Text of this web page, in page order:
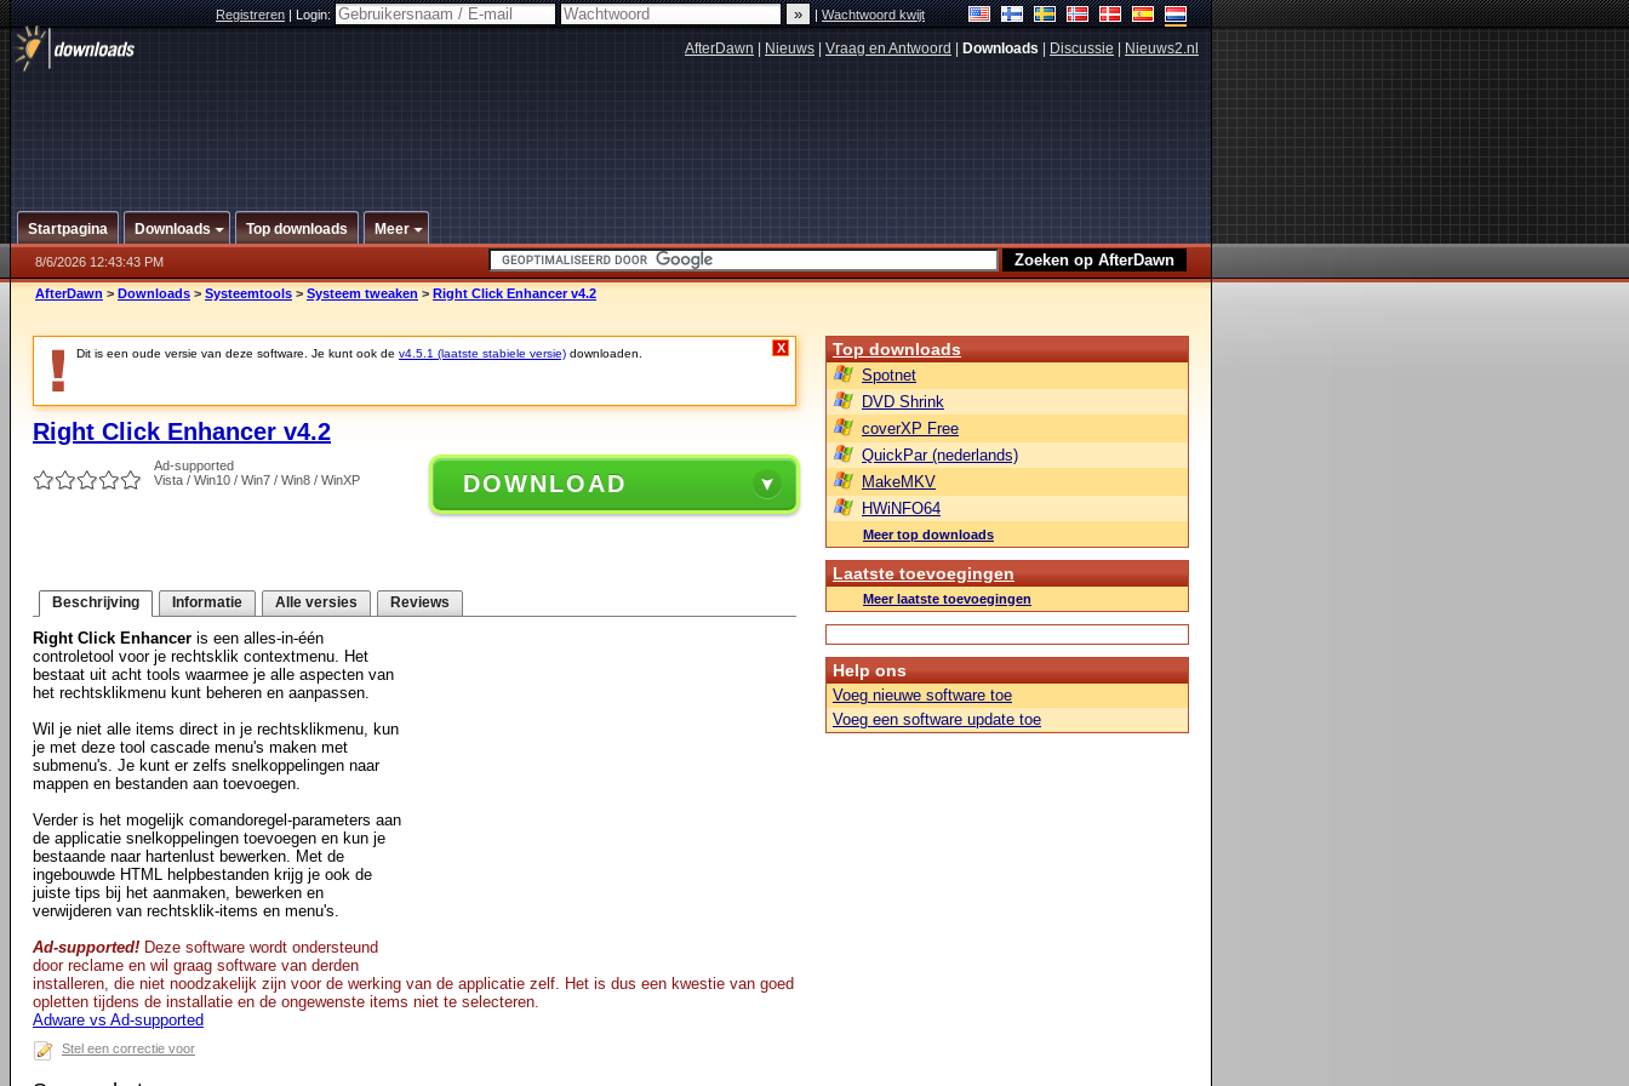
Registreren|Login: |Wachtwoord kwijt
AfterDawn Nieuws Vraag en Antwoord Downloads Discussie Nieuws2.nl
Startpagina Downloads Top downloads Meer
8/6/2026 12:43:43 PM
AfterDawn > Downloads > Systeemtools > Systeem tweaken > Right Click Enhancer v4.2
Dit is een oude versie van deze software. Je kunt ook de v4.5.1 (laatste stabiele versie) downloaden. X
Right Click Enhancer v4.2
Ad-supported
Vista / Win10 / Win7 / Win8 / WinXP
DOWNLOAD
Beschrijving Informatie Alle versies Reviews
Right Click Enhancer is een alles-in-één
controletool voor je rechtsklik contextmenu. Het
bestaat uit acht tools waarmee je alle aspecten van
het rechtsklikmenu kunt beheren en aanpassen.
Wil je niet alle items direct in je rechtsklikmenu, kun
je met deze tool cascade menu's maken met
submenu's. Je kunt er zelfs snelkoppelingen naar
mappen en bestanden aan toevoegen.
Verder is het mogelijk comandoregel-parameters aan
de applicatie snelkoppelingen toevoegen en kun je
bestaande naar hartenlust bewerken. Met de
ingebouwde HTML helpbestanden krijg je ook de
juiste tips bij het aanmaken, bewerken en
verwijderen van rechtsklik-items en menu's.
Ad-supported! Deze software wordt ondersteund
door reclame en wil graag software van derden
installeren, die niet noodzakelijk zijn voor de werking van de applicatie zelf. Het is dus een kwestie van goed
opletten tijdens de installatie en de ongewenste items niet te selecteren.
Adware vs Ad-supported
Stel een correctie voor
Top downloads
Spotnet
DVD Shrink
coverXP Free
QuickPar (nederlands)
MakeMKV
HWiNFO64
Meer top downloads
Laatste toevoegingen
Meer laatste toevoegingen
Help ons
Voeg nieuwe software toe
Voeg een software update toe